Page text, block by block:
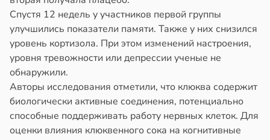
Спустя 12 недель у участников первой группы
улучшились показатели памяти. Также у них снизился
уровень кортизола. При этом изменений настроения,
уровня тревожности или депрессии ученые не
обнаружили.
Авторы исследования отметили, что клюква содержит
биологически активные соединения, потенциально
способные поддерживать работу нервных клеток. Для
оценки влияния клюквенного сока на когнитивные